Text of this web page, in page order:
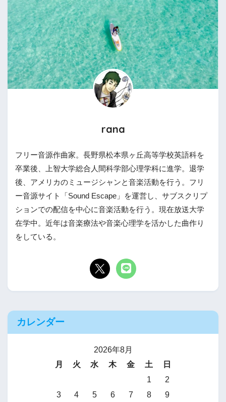
rana
フリー音源作曲家。長野県松本県ヶ丘高等学校英語科を
卒業後、上智大学総合人間科学部心理学科に進学。退学
後、アメリカのミュージシャンと音楽活動を行う。フリ
ー音源サイト「Sound Escape」を運営し、サブスクリプ
ションでの配信を中心に音楽活動を行う。現在放送大学
在学中。近年は音楽療法や音楽心理学を活かした曲作り
をしている。
カレンダー
2026年8月
月
火 水 木 金 土
日
1
2
3
4 5 6 7 8
9